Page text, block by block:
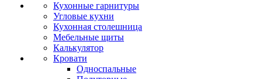
Кухонные гарнитуры
Угловые кухни
Кухонная столешница
Мебельные щиты
Калькулятор
Кровати
Односпальные